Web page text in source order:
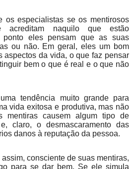
os especialistas se os mentirosos
acreditam naquilo que estão
eles pensam que as suas
ou não. Em geral, eles um bom
aspectos da vida, o que faz pensar
bem o que é real e o que não
tendência muito grande para
vida exitosa e produtiva, mas não
mentiras causem algum tipo de
claro, o desmascaramento das
danos à reputação da pessoa.
consciente de suas mentiras,
para se dar bem. Se ele simula